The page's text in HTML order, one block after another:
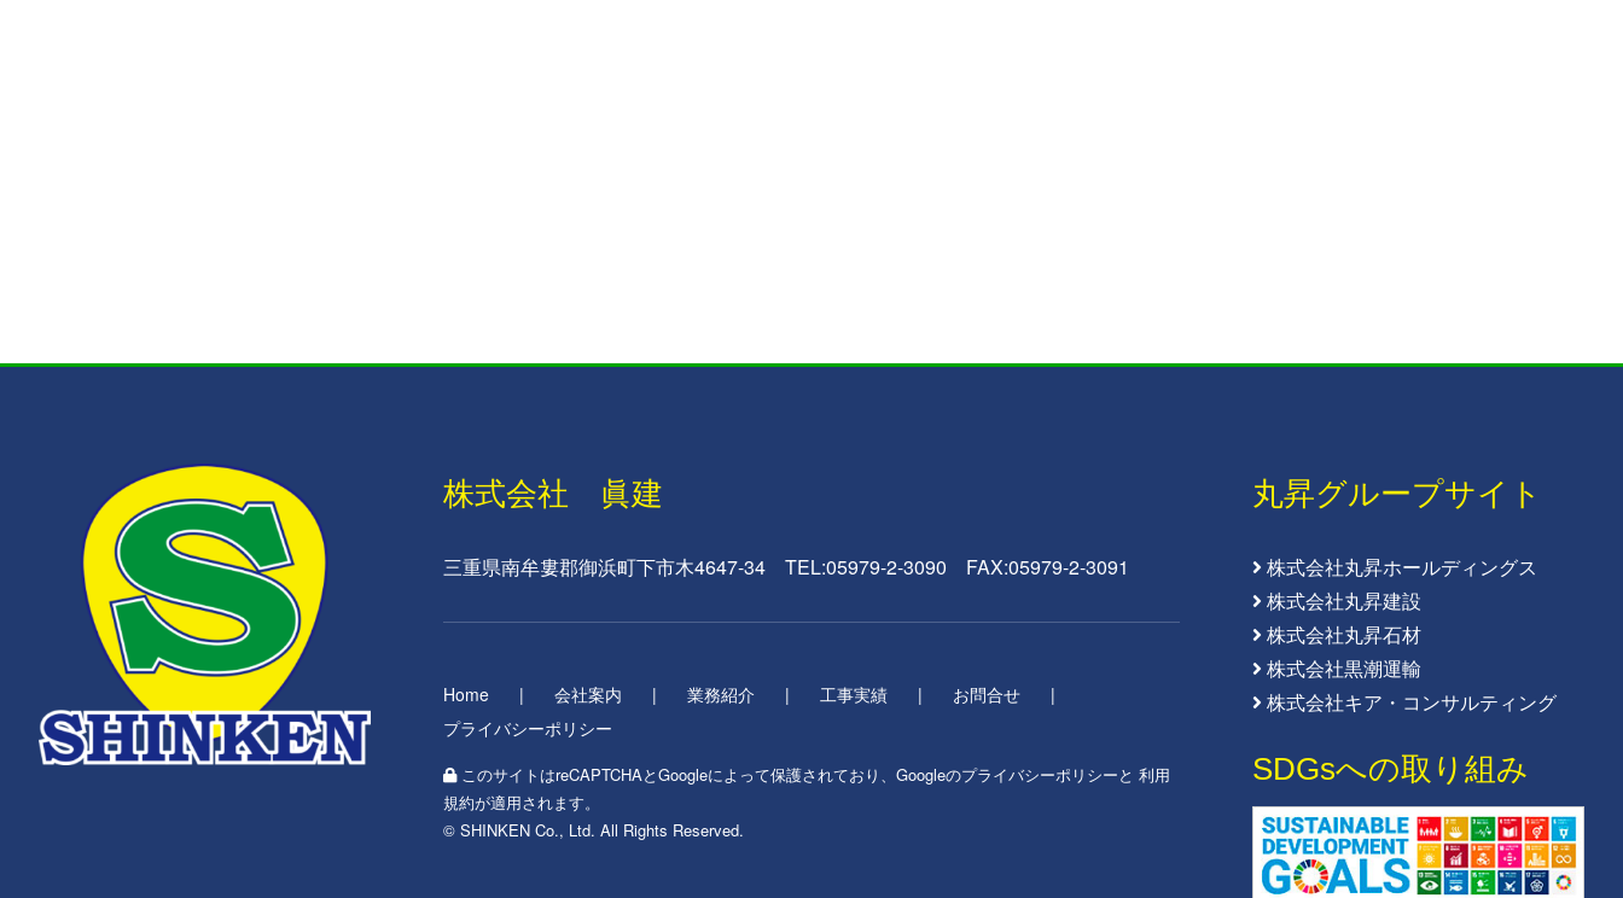
株式会社 眞建
三重県南牟婁郡御浜町下市木4647-34 TEL:05979-2-3090 FAX:05979-2-3091
Home 会社案内 業務紹介 工事実績
お問合せ
プライバシーポリシー
このサイトはreCAPTCHAとGoogleによって保護されており、Googleのプライバシーポリシーと 利用
規約が適用されます。
© SHINKEN Co., Ltd. All Rights Reserved.
丸昇グループサイト
株式会社丸昇ホールディングス
株式会社丸昇建設
株式会社丸昇石材
株式会社黒潮運輸
株式会社キア・コンサルティング
SDGsへの取り組み